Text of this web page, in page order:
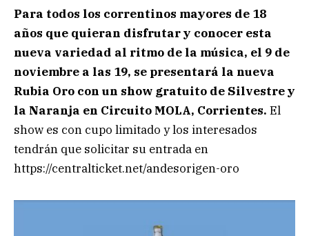
Para todos los correntinos mayores de 18
años que quieran disfrutar y conocer esta
nueva variedad al ritmo de la música, el 9 de
noviembre a las 19, se presentará la nueva
Rubia Oro con un show gratuito de Silvestre y
la Naranja en Circuito MOLA, Corrientes. El
show es con cupo limitado y los interesados
tendrán que solicitar su entrada en
https://centralticket.net/andesorigen-oro